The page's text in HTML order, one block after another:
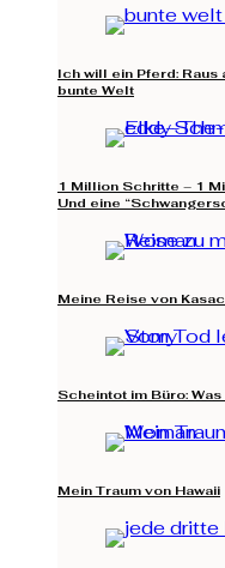
Ich will ein Pferd: Raus
bunte Welt
1 Million Schritte – 1
Und eine
Meine Reise von
Scheintot im Büro:
Mein Traum von Hawaii